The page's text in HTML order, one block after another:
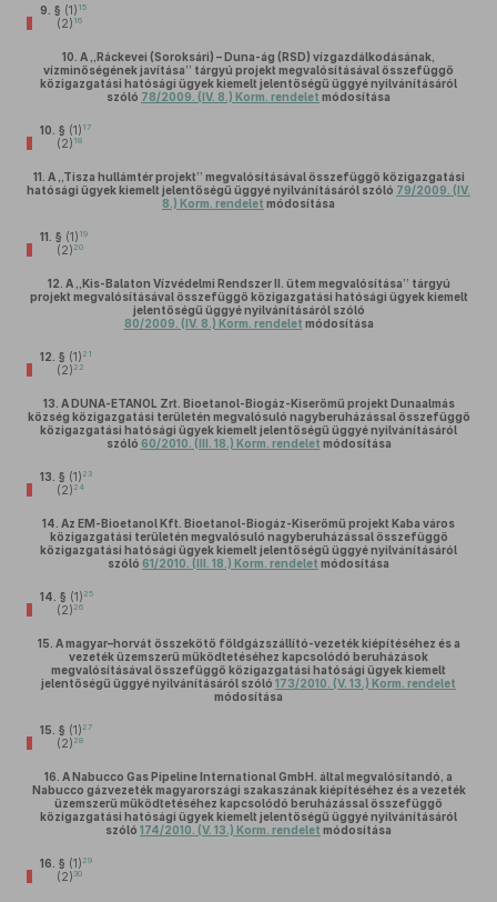
9. § (1) 15
(2) 16
10. A „Ráckevei (Soroksári) – Duna-ág (RSD) vízgazdálkodásának,
vízminőségének javítása” tárgyú projekt megvalósításával összefüggő
közigazgatási hatósági ügyek kiemelt jelentőségű üggyé nyilvánításáról
szóló 78/2009. (IV. 8.) Korm. rendelet módosítása
10. § (1) 17
(2) 18
11. A „Tisza hullámtér projekt” megvalósításával összefüggő közigazgatási
hatósági ügyek kiemelt jelentőségű üggyé nyilvánításáról szóló 79/2009. (IV.
8.) Korm. rendelet módosítása
11. § (1) 19
(2) 20
12. A „Kis-Balaton Vízvédelmi Rendszer II. ütem megvalósítása” tárgyú
projekt megvalósításával összefüggő közigazgatási hatósági ügyek kiemelt
jelentőségű üggyé nyilvánításáról szóló
80/2009. (IV. 8.) Korm. rendelet módosítása
12. § (1) 21
(2) 22
13. A DUNA-ETANOL Zrt. Bioetanol-Biogáz-Kiserőmű projekt Dunaalmás
község közigazgatási területén megvalósuló nagyberuházással összefüggő
közigazgatási hatósági ügyek kiemelt jelentőségű üggyé nyilvánításáról
szóló 60/2010. (III. 18.) Korm. rendelet módosítása
13. § (1) 23
(2) 24
14. Az EM-Bioetanol Kft. Bioetanol-Biogáz-Kiserőmű projekt Kaba város
közigazgatási területén megvalósuló nagyberuházással összefüggő
közigazgatási hatósági ügyek kiemelt jelentőségű üggyé nyilvánításáról
szóló 61/2010. (III. 18.) Korm. rendelet módosítása
14. § (1) 25
(2) 26
15. A magyar–horvát összekötő földgázszállító-vezeték kiépítéséhez és a
vezeték üzemszerű működtetéséhez kapcsolódó beruházások
megvalósításával összefüggő közigazgatási hatósági ügyek kiemelt
jelentőségű üggyé nyilvánításáról szóló 173/2010. (V. 13.) Korm. rendelet
módosítása
15. § (1) 27
(2) 28
16. A Nabucco Gas Pipeline International GmbH. által megvalósítandó, a
Nabucco gázvezeték magyarországi szakaszának kiépítéséhez és a vezeték
üzemszerű működtetéséhez kapcsolódó beruházással összefüggő
közigazgatási hatósági ügyek kiemelt jelentőségű üggyé nyilvánításáról
szóló 174/2010. (V. 13.) Korm. rendelet módosítása
16. § (1) 29
(2) 30